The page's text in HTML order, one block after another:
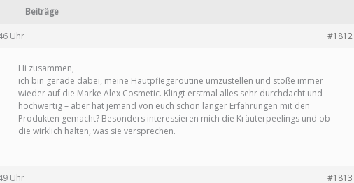
Beiträge
Uhr
#1812
Hi zusammen,
ich bin gerade dabei, meine Hautpflegeroutine umzustellen und stoße immer
wieder auf die Marke Alex Cosmetic. Klingt erstmal alles sehr durchdacht und
hochwertig – aber hat jemand von euch schon länger Erfahrungen mit den
Produkten gemacht? Besonders interessieren mich die Kräuterpeelings und ob
die wirklich halten, was sie versprechen.
Uhr
#1813